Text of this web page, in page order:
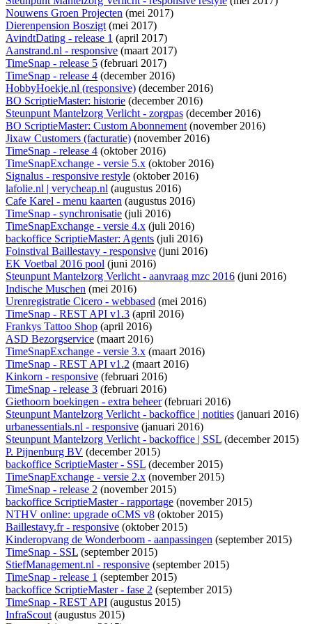
Nouwens Groen Projecten (mei 2017)
Dierenpension Boszigt(mei 2017)
AvindtDating - release 1 (april 2017)
Aanstrand.nl - responsive (maart 2017)
TimeSnap - release 5 (februari 2017)
TimeSnap - release 4 (december 2016)
HobbyHoekje.nl (responsive) (december 2016)
BO ScriptieMaster: historie (december 2016)
Steunpunt Mantelzorg Verlicht - zorgpas (december 2016)
BO ScriptieMaster: Custom Abonnement(november 2016)
Jixaw Customers (facturatie) (november 2016)
TimeSnap - release 4 (oktober 2016)
TimeSnapExchange - versie 5.x (oktober 2016)
Signalus - responsive restyle (oktober 2016)
lafolie.nl | verycheap.nl (augustus 2016)
Cafe Karel - menu kaarten (augustus 2016)
TimeSnap - synchronisatie (juli 2016)
TimeSnapExchange - versie 4.x (juli 2016)
backoffice ScriptieMaster: Agents (juli 2016)
Foinstival Baillestavy - responsive (juni 2016)
EK Voetbal 2016 pool (juni 2016)
Steunpunt Mantelzorg Verlicht - aanvraag mzc 2016 (juni 2016)
Indische Muschen (mei 2016)
Urenregistratie Cicero - webbased (mei 2016)
TimeSnap - REST API v1.3 (april 2016)
Frankys Tattoo Shop (april 2016)
ASD Bezorgservice (maart 2016)
TimeSnapExchange - versie 3.x (maart 2016)
TimeSnap - REST API v1.2 (maart 2016)
Kinkorn - responsive (februari 2016)
TimeSnap - release 3 (februari 2016)
Giethoorn boekingen - extra beheer(februari 2016)
Steunpunt Mantelzorg Verlicht - backoffice | notities (januari 2016)
urbanessentials.nl - responsive (januari 2016)
Steunpunt Mantelzorg Verlicht - backoffice | SSL (december 2015)
P. Pijnenburg BV (december 2015)
backoffice ScriptieMaster - SSL (december 2015)
TimeSnapExchange - versie 2.x (november 2015)
TimeSnap - release 2 (november 2015)
backoffice ScriptieMaster - rapportage (november 2015)
NTHV online: upgrade oCMS v8 (oktober 2015)
Baillestavy.fr - responsive (oktober 2015)
Kinderopvang de Wonderboom - aanpassingen (september 2015)
TimeSnap - SSL (september 2015)
StiefManagement.nl - responsive (september 2015)
TimeSnap - release 1 (september 2015)
backoffice ScriptieMaster - fase 2 (september 2015)
TimeSnap - REST API (augustus 2015)
InfraScout(augustus 2015)